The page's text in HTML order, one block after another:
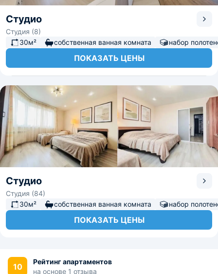
Студио
Студия (8)
30м²
собственная ванная комната набор
ПОКАЗАТЬ ЦЕНЫ
Студио
Студия (84)
30м²
собственная ванная комната набор
ПОКАЗАТЬ ЦЕНЫ
10
Рейтинг апартаментов
на основе 1 отзыва